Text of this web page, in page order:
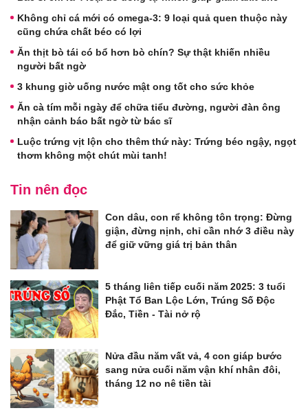
Không chỉ cá mới có omega-3: 9 loại quả quen thuộc này
cũng chứa chất béo có lợi
Ăn thịt bò tái có bổ hơn bò chín? Sự thật khiến nhiều
người bất ngờ
3 khung giờ uống nước mật ong tốt cho sức khỏe
Ăn cà tím mỗi ngày để chữa tiểu đường, người đàn ông
nhận cảnh báo bất ngờ từ bác sĩ
Luộc trứng vịt lộn cho thêm thứ này: Trứng béo ngậy, ngọt
thơm không một chút mùi tanh!
Tin nên đọc
Con dâu, con rể không tôn trọng: Đừng
giận, đừng nịnh, chỉ cần nhớ 3 điều này
để giữ vững giá trị bản thân
5 tháng liên tiếp cuối năm 2025: 3 tuổi
Phật Tổ Ban Lộc Lớn, Trúng Số Độc
Đắc, Tiền - Tài nở rộ
Nửa đầu năm vất vả, 4 con giáp bước
sang nửa cuối năm vận khí nhân đôi,
tháng 12 no nê tiền tài